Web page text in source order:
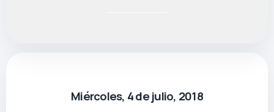
Miércoles, 4 de julio, 2018